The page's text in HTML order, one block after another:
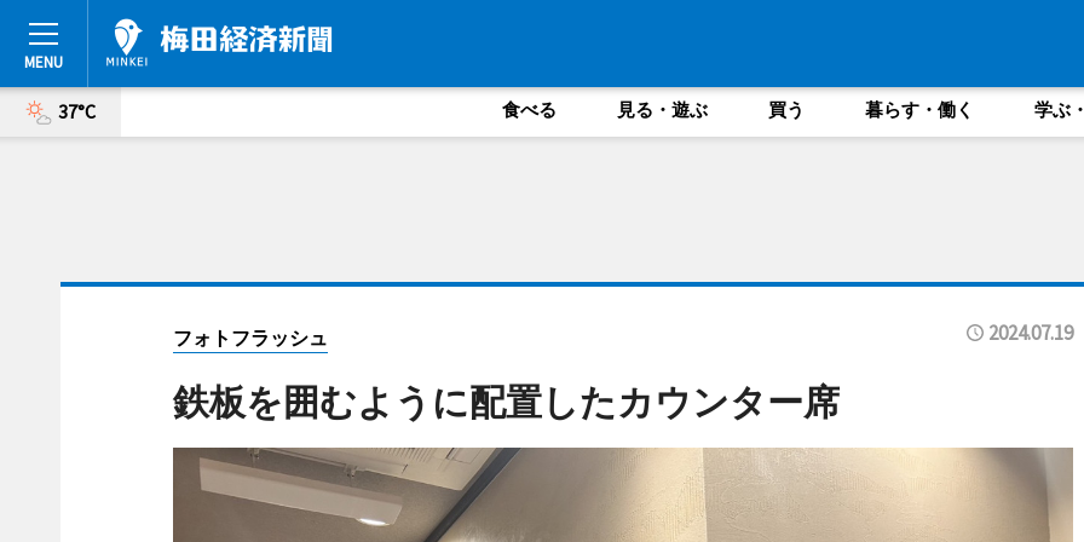
37°C 食べる 見る・遊ぶ 買う 暮らす・働く 学ぶ
フォトフラッシュ 2024.07.19
鉄板を囲むように配置したカウンター席